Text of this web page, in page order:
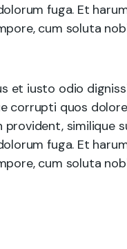
fuga. Et
cum soluta
et iusto odio
corrupti quos
similique
fuga. Et
cum soluta